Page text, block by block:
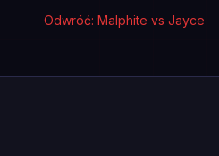
Odwróć: Malphite vs Jayce